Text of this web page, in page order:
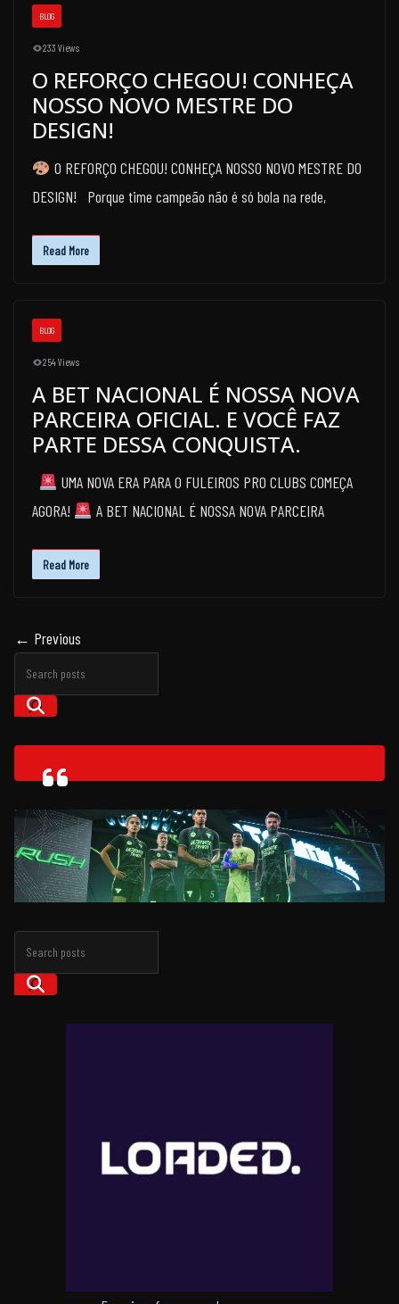
BLOG
233 Views
O REFORÇO CHEGOU! CONHEÇA
NOSSO NOVO MESTRE DO
DESIGN!
O REFORÇO CHEGOU! CONHEÇA NOSSO NOVO MESTRE DO
DESIGN! Porque time campeão não é só bola na rede,
Read More
BLOG
254 Views
A BET NACIONAL É NOSSA NOVA
PARCEIRA OFICIAL. E VOCÊ FAZ
PARTE DESSA CONQUISTA.
UMA NOVA ERA PARA O FULEIROS PRO CLUBS COMEÇA
AGORA!
A BET NACIONAL É NOSSA NOVA PARCEIRA
Read More
← Previous